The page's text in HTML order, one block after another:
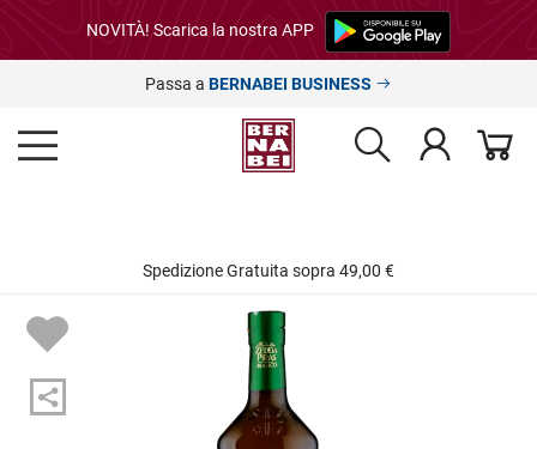
NOVITÀ! Scarica la nostra APP
Passa a BERNABEI BUSINESS
Spedizione Gratuita sopra 49,00 €